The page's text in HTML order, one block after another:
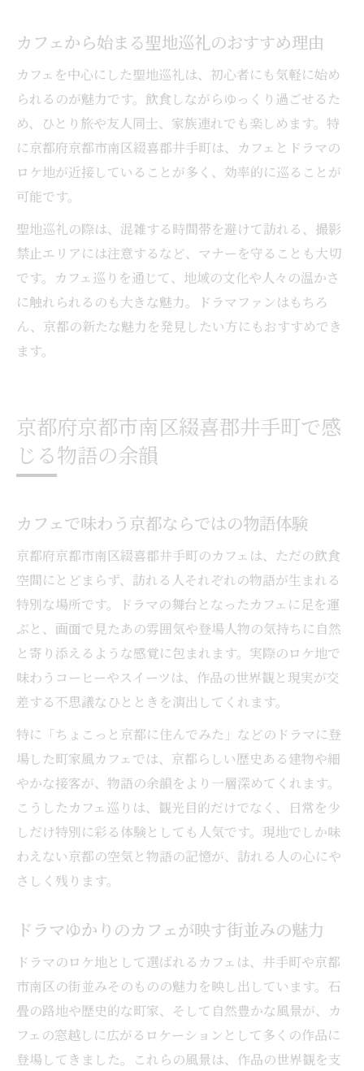
カフェから始まる聖地巡礼のおすすめ理由
カフェを中心にした聖地巡礼は、初心者にも気軽に始め
られるのが魅力です。飲食しながらゆっくり過ごせるた
め、ひとり旅や友人同士、家族連れでも楽しめます。特
に京都府京都市南区綴喜郡井手町は、カフェとドラマの
ロケ地が近接していることが多く、効率的に巡ることが
可能です。
聖地巡礼の際は、混雑する時間帯を避けて訪れる、撮影
禁止エリアには注意するなど、マナーを守ることも大切
です。カフェ巡りを通じて、地域の文化や人々の温かさ
に触れられるのも大きな魅力。ドラマファンはもちろ
ん、京都の新たな魅力を発見したい方にもおすすめでき
ます。
京都府京都市南区綴喜郡井手町で感
じる物語の余韻
カフェで味わう京都ならではの物語体験
京都府京都市南区綴喜郡井手町のカフェは、ただの飲食
空間にとどまらず、訪れる人それぞれの物語が生まれる
特別な場所です。ドラマの舞台となったカフェに足を運
ぶと、画面で見たあの雰囲気や登場人物の気持ちに自然
と寄り添えるような感覚に包まれます。実際のロケ地で
味わうコーヒーやスイーツは、作品の世界観と現実が交
差する不思議なひとときを演出してくれます。
特に「ちょこっと京都に住んでみた」などのドラマに登
場した町家風カフェでは、京都らしい歴史ある建物や細
やかな接客が、物語の余韻をより一層深めてくれます。
こうしたカフェ巡りは、観光目的だけでなく、日常を少
しだけ特別に彩る体験としても人気です。現地でしか味
わえない京都の空気と物語の記憶が、訪れる人の心にや
さしく残ります。
ドラマゆかりのカフェが映す街並みの魅力
ドラマのロケ地として選ばれるカフェは、井手町や京都
市南区の街並みそのものの魅力を映し出しています。石
畳の路地や歴史的な町家、そして自然豊かな風景が、カ
フェの窓越しに広がるロケーションとして多くの作品に
登場してきました。これらの風景は、作品の世界観を支